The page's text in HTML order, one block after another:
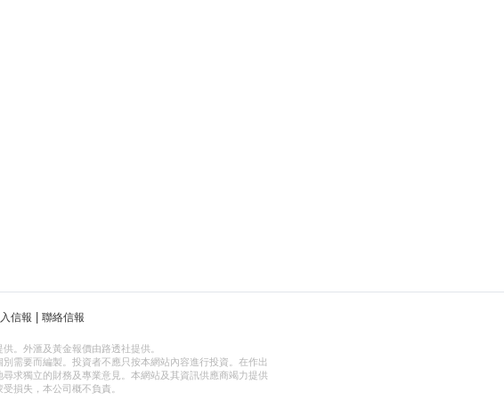
信報 聯絡信報
。外滙及黃金報價由路透社提供。
需要而編製。投資者不應只按本網站內容進行投資。在作出
求獨立的財務及專業意見。本網站及其資訊供應商竭力提供
損失，本公司概不負責。